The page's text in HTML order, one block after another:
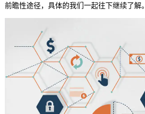
前瞻性途径，具体的我们一起往下继续了解。